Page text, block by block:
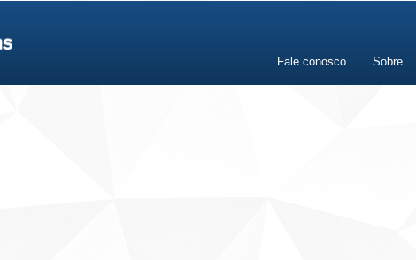
Fale conosco Sobre